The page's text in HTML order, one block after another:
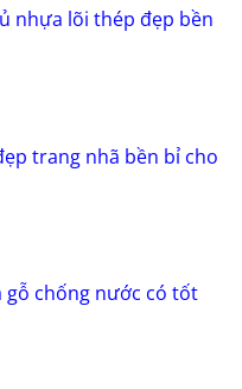
nhựa lõi thép đẹp bền
trang nhã bền bỉ cho
gỗ chống nước có tốt